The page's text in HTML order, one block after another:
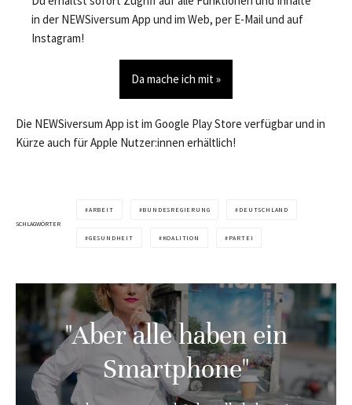
in der NEWSiversum App und im Web, per E-Mail und auf
Instagram!
Da mache ich mit »
Die NEWSiversum App ist im Google Play Store verfügbar und in
Kürze auch für Apple Nutzer:innen erhältlich!
SCHLAGWÖRTER
ARBEIT BUNDESREGIERUNG DEUTSCHLAND
GESUNDHEIT KOALITION PARTEI
"Aber alle haben ein
Smartphone"